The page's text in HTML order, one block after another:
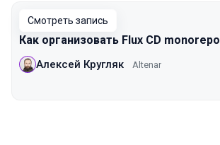
Смотреть запись
Как организовать Flux CD monorepo
Алексей Кругляк Altenar